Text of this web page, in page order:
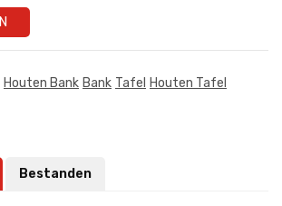
Houten Bank Bank Tafel Houten Tafel
Bestanden